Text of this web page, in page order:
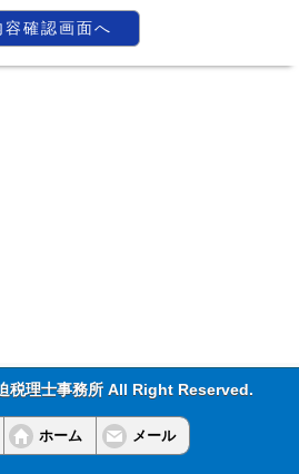
税理士事務所 All Right Reserved.
ホーム メール